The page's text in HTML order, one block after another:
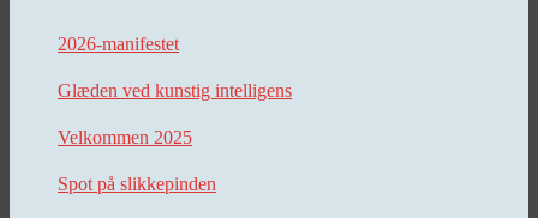
2026-manifestet
Glæden ved kunstig intelligens
Velkommen 2025
Spot på slikkepinden